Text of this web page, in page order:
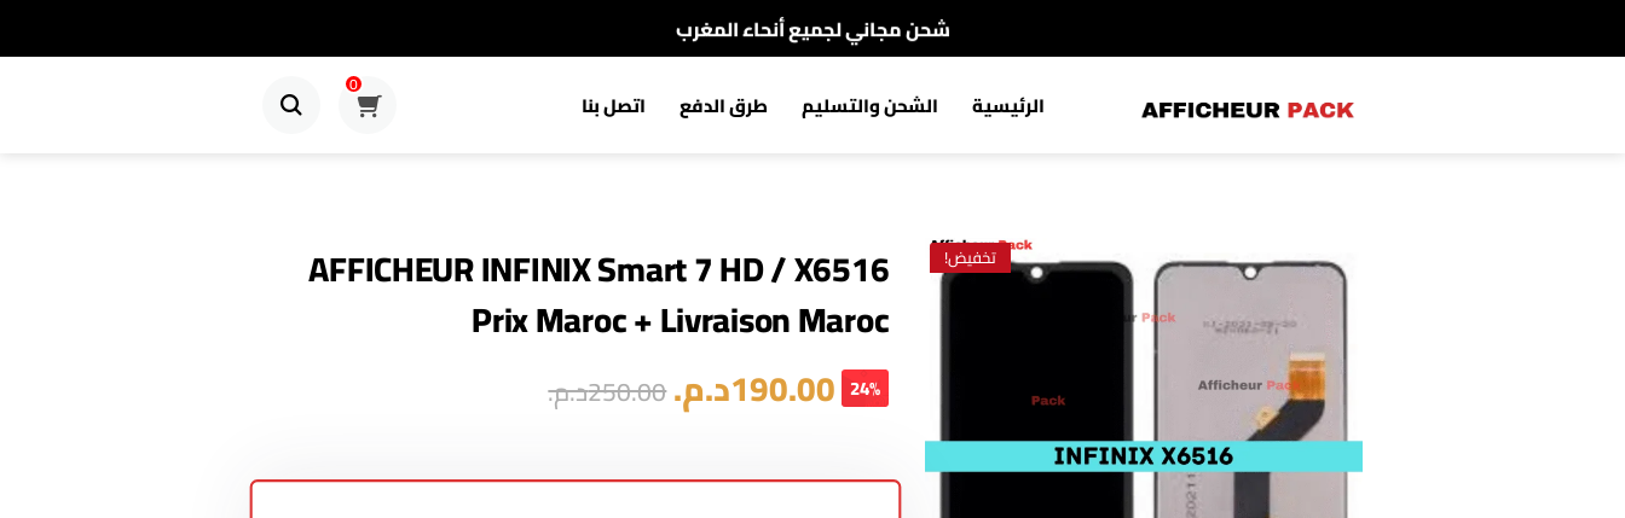
شحن مجاني لجميع أنحاء المغرب
الرئيسية الشحن والتسليم طرق الدفع اتصل بنا
0
تخفيض!
AFFICHEUR INFINIX Smart 7 HD / X6516
Prix Maroc + Livraison Maroc
190.00د.م.250.00د.م. 24%